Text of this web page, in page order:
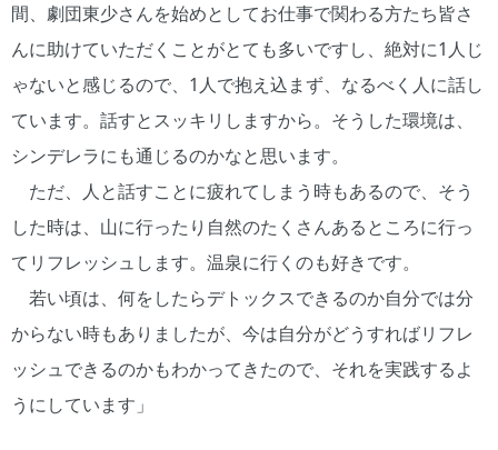
間、劇団東少さんを始めとしてお仕事で関わる方たち皆さ
んに助けていただくことがとても多いですし、絶対に1人じ
ゃないと感じるので、1人で抱え込まず、なるべく人に話し
ています。話すとスッキリしますから。そうした環境は、
シンデレラにも通じるのかなと思います。
ただ、人と話すことに疲れてしまう時もあるので、そう
した時は、山に行ったり自然のたくさんあるところに行っ
てリフレッシュします。温泉に行くのも好きです。
若い頃は、何をしたらデトックスできるのか自分では分
からない時もありましたが、今は自分がどうすればリフレ
ッシュできるのかもわかってきたので、それを実践するよ
うにしています」